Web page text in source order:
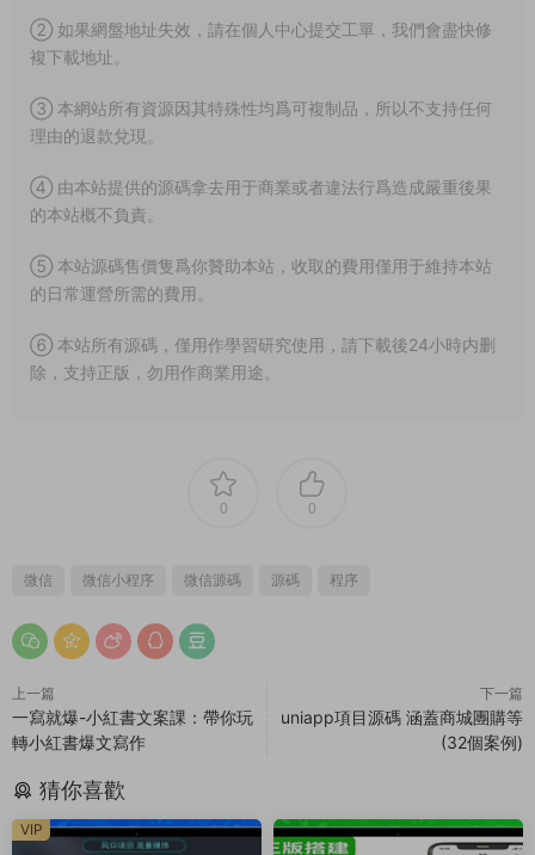
② 如果網盤地址失效，請在個人中心提交工單，我們會盡快修
複下載地址。
③ 本網站所有資源因其特殊性均爲可複制品，所以不支持任何
理由的退款兌現。
④ 由本站提供的源碼拿去用于商業或者違法行爲造成嚴重後果
的本站概不負責。
⑤ 本站源碼售價隻爲你贊助本站，收取的費用僅用于維持本站
的日常運營所需的費用。
⑥ 本站所有源碼，僅用作學習研究使用，請下載後24小時内删
除，支持正版，勿用作商業用途。
0 0
微信 微信小程序 微信源碼 源碼 程序
上一篇
一寫就爆-小紅書文案課：帶你玩
轉小紅書爆文寫作
下一篇
uniapp項目源碼 涵蓋商城團購等
(32個案例)
猜你喜歡
VIP